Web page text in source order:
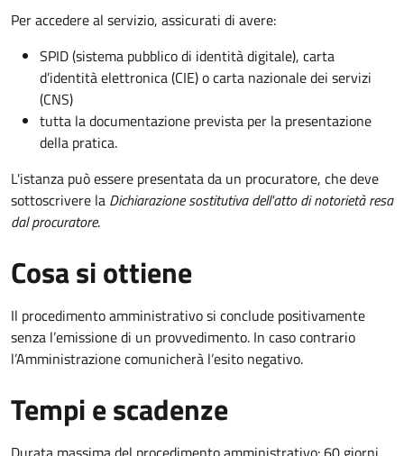
Per accedere al servizio, assicurati di avere:
SPID (sistema pubblico di identità digitale), carta
d’identità elettronica (CIE) o carta nazionale dei servizi
(CNS)
tutta la documentazione prevista per la presentazione
della pratica.
L'istanza può essere presentata da un procuratore, che deve
sottoscrivere la Dichiarazione sostitutiva dell'atto di notorietà resa
dal procuratore.
Cosa si ottiene
Il procedimento amministrativo si conclude positivamente
senza l’emissione di un provvedimento. In caso contrario
l’Amministrazione comunicherà l’esito negativo.
Tempi e scadenze